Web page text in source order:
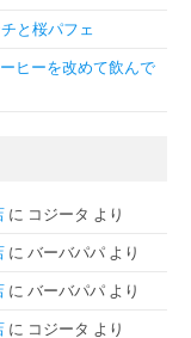
と桜パフェ
ヒーを改めて飲んで
に コジータ より
に バーバパパ より
に バーバパパ より
に コジータ より